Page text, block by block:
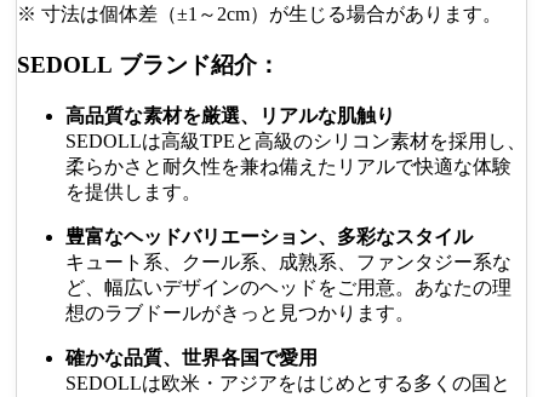
※ 寸法は個体差（±1～2cm）が生じる場合があります。
SEDOLL ブランド紹介：
高品質な素材を厳選、リアルな肌触り
SEDOLLは高級TPEと高級のシリコン素材を採用し、
柔らかさと耐久性を兼ね備えたリアルで快適な体験
を提供します。
豊富なヘッドバリエーション、多彩なスタイル
キュート系、クール系、成熟系、ファンタジー系な
ど、幅広いデザインのヘッドをご用意。あなたの理
想のラブドールがきっと見つかります。
確かな品質、世界各国で愛用
SEDOLLは欧米・アジアをはじめとする多くの国と